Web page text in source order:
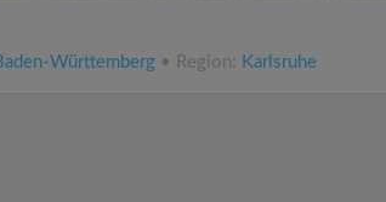
Württemberg • Region: Karlsruhe